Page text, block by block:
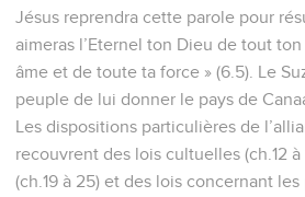
Jésus reprendra cette parole pour
aimeras l’Eternel ton Dieu de tout
âme et de toute ta force » (6.5). Le
peuple de lui donner le pays de
Les dispositions particulières de
recouvrent des lois cultuelles (ch.12 à
(ch.19 à 25) et des lois concernant